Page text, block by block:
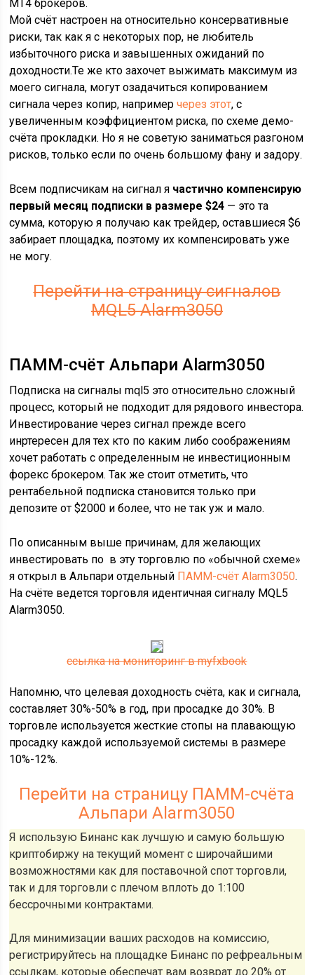
MT4 брокеров.
Мой счёт настроен на относительно консервативные
риски, так как я с некоторых пор, не любитель
избыточного риска и завышенных ожиданий по
доходности.Те же кто захочет выжимать максимум из
моего сигнала, могут озадачиться копированием
сигнала через копир, напримерчерез этот, с
увеличенным коэффициентом риска, по схеме демо-
счёта прокладки. Но я не советую заниматься разгоном
рисков, только если по очень большому фану и задору.
Всем подписчикам на сигнал я частично компенсирую
первый месяц подписки в размере $24 — это та
сумма, которую я получаю как трейдер, оставшиеся $6
забирает площадка, поэтому их компенсировать уже
не могу.
Перейти на страницу сигналов
MQL5 Alarm3050
ПАММ-счёт Альпари Alarm3050
Подписка на сигналы mql5 это относительно сложный
процесс, который не подходит для рядового инвестора.
Инвестирование через сигнал прежде всего
инртересен для тех кто по каким либо соображениям
хочет работать с определенным не инвестиционным
форекс брокером. Так же стоит отметить, что
рентабельной подписка становится только при
депозите от $2000 и более, что не так уж и мало.
По описанным выше причинам, для желающих
инвестировать по в эту торговлю по «обычной схеме»
я открыл в Альпари отдельный ПАММ-счёт Alarm3050.
На счёте ведется торговля идентичная сигналу MQL5
Alarm3050.
ссылка на мониторинг в myfxbook
Напомню, что целевая доходность счёта, как и сигнала,
составляет 30%-50% в год, при просадке до 30%. В
торговле используется жесткие стопы на плавающую
просадку каждой используемой системы в размере
10%-12%.
Перейти на страницу ПАММ-счёта
Альпари Alarm3050
Я использую Бинанс как лучшую и самую большую
криптобиржу на текущий момент с широчайшими
возможностями как для поставочной спот торговли,
так и для торговли с плечом вплоть до 1:100
бессрочными контрактами.
Для минимизации ваших расходов на комиссию,
регистрируйтесь на площадке Бинанс по рефреальным
ссылкам, которые обеспечат вам возврат до 20% от